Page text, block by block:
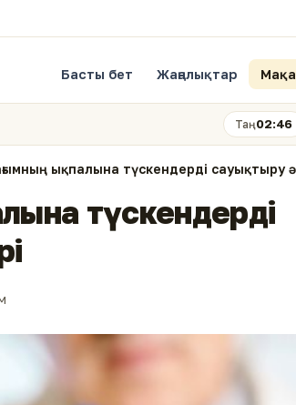
Басты бет Жаңалықтар
Таң02:46
ықпалына түскендерді сауықтыру
түскендерді